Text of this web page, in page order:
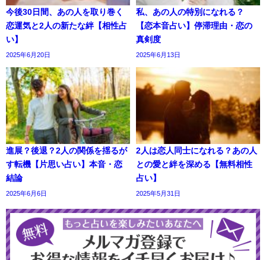
今後30日間、あの人を取り巻く
恋運気と2人の新たな絆【相性占
い】
2025年6月20日
私、あの人の特別になれる？
【恋本音占い】停滞理由・恋の
真剣度
2025年6月13日
進展？後退？2人の関係を揺るが
す転機【片思い占い】本音・恋
結論
2025年6月6日
2人は恋人同士になれる？あの人
との愛と絆を深める【無料相性
占い】
2025年5月31日